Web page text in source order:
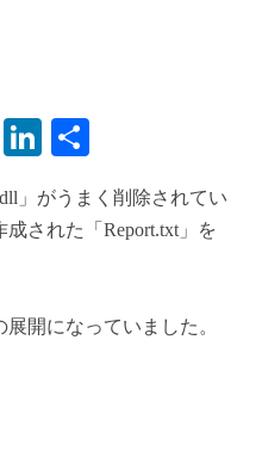
T
bl
Li
ed
In
」がうまく削除されてい
された「Report.txt」を
開になっていました。